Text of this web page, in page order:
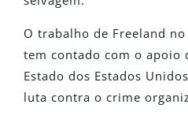
O trabalho de Freeland
tem contado com o apoio
Estado dos Estados
luta contra o crime